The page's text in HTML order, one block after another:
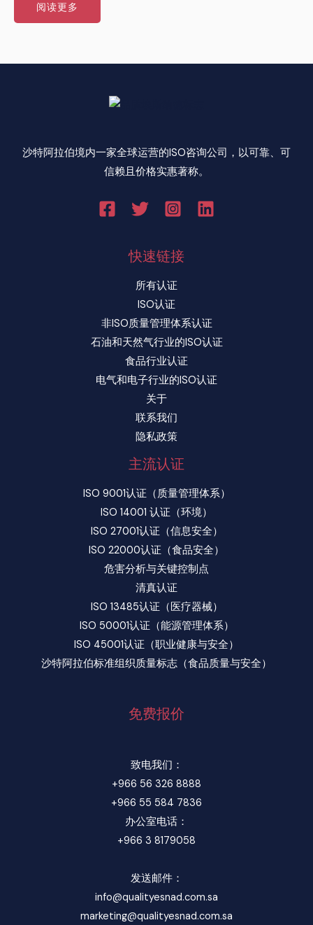
阅读更多
沙特阿拉伯境内一家全球运营的ISO咨询公司，以可靠、可
信赖且价格实惠著称。
快速链接
所有认证
ISO认证
非ISO质量管理体系认证
石油和天然气行业的ISO认证
食品行业认证
电气和电子行业的ISO认证
关于
联系我们
隐私政策
主流认证
ISO 9001认证（质量管理体系）
ISO 14001 认证（环境）
ISO 27001认证（信息安全）
ISO 22000认证（食品安全）
危害分析与关键控制点
清真认证
ISO 13485认证（医疗器械）
ISO 50001认证（能源管理体系）
ISO 45001认证（职业健康与安全）
沙特阿拉伯标准组织质量标志（食品质量与安全）
免费报价
致电我们：
+966 56 326 8888
+966 55 584 7836
办公室电话：
+966 3 8179058
发送邮件：
info@qualityesnad.com.sa
marketing@qualityesnad.com.sa